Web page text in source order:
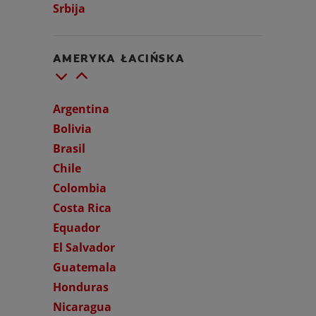
Srbija
AMERYKA ŁACIŃSKA
Argentina
Bolivia
Brasil
Chile
Colombia
Costa Rica
Equador
El Salvador
Guatemala
Honduras
Nicaragua